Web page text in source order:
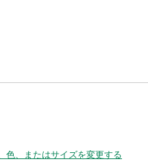
色、またはサイズを変更する